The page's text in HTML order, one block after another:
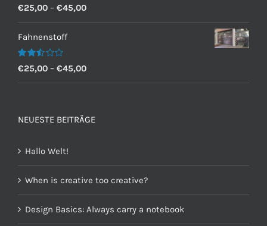
Bewertet
mit
2.60
von 5
€25,00 – €45,00
Fahnenstoff
Bewertet
mit
2.50
€25,00 – €45,00
NEUESTE BEITRÄGE
Hallo Welt!
When is creative too creative?
Design Basics: Always carry a notebook